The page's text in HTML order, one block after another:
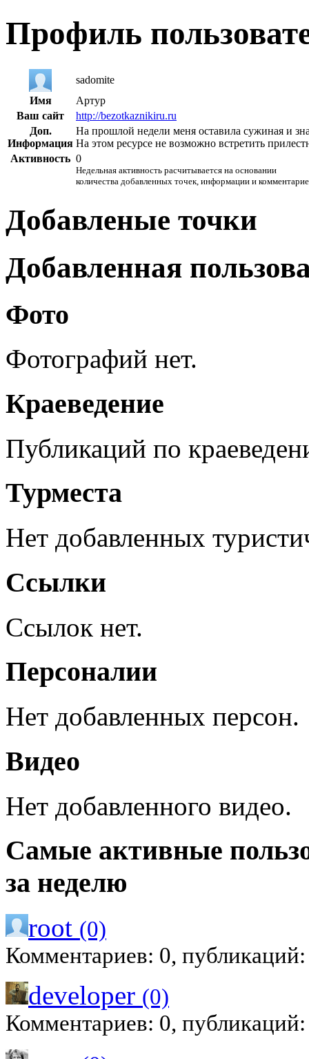
Профиль
sadomite
Имя
Артур
Ваш сайт
http://bezotkaznikiru.ru
Доп.
Информация
На прошлой недели меня оставила сужиная и
На этом ресурсе не возможно встретить
Активность 0
Недельная активность расчитывается на основании
количества добавленных точек, информации и
Добавленые точки
Добавленная
Фото
Фотографий нет.
Краеведение
Публикаций по
Турместа
Нет добавленных
Ссылки
Ссылок нет.
Персоналии
Нет добавленных персон.
Видео
Нет добавленного видео.
Самые активные
за неделю
root (0)
Комментариев: 0,
developer (0)
Комментариев: 0,